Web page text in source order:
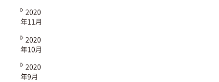
2020
年11月
2020
年10月
2020
年9月